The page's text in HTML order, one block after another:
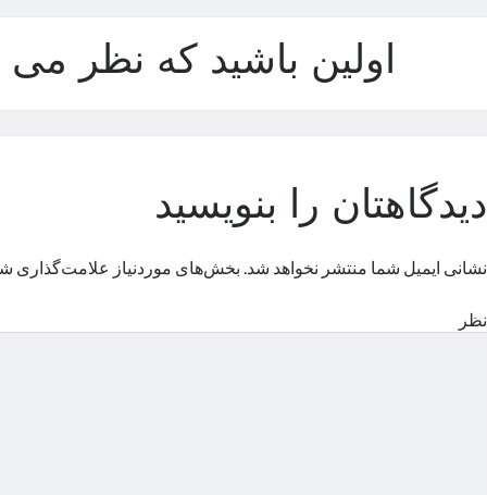
اولین باشید که نظر می
دیدگاهتان را بنویسید
نشانی ایمیل شما منتشر نخواهد شد. بخش‌های موردنیاز علامت‌گذاری
نظر